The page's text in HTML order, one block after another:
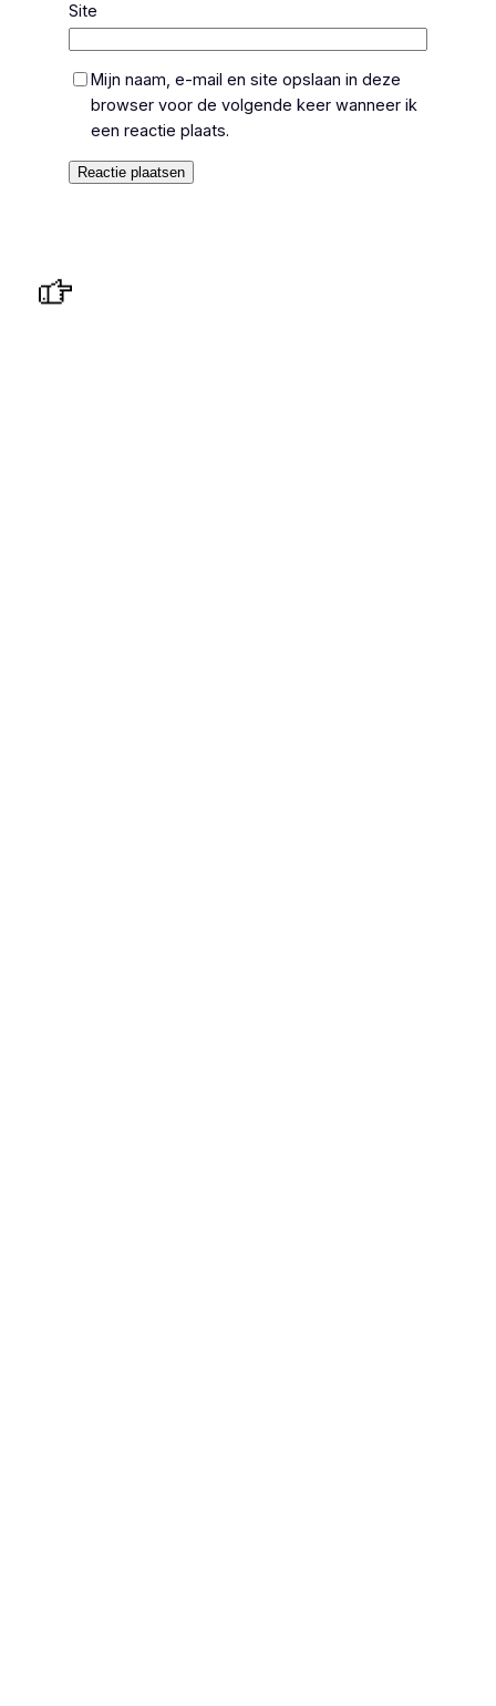
Site
Mijn naam, e-mail en site opslaan in deze
browser voor de volgende keer wanneer ik
een reactie plaats.